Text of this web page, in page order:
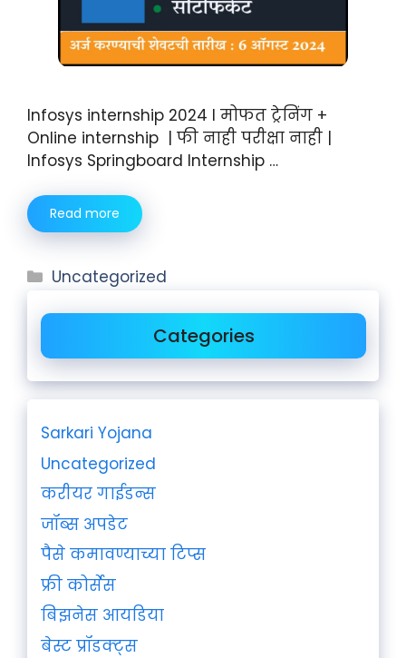
Infosys internship 2024 I मोफत ट्रेनिंग +
Online internship | फी नाही परीक्षा नाही |
Infosys Springboard Internship …
Read more
Uncategorized
Categories
Sarkari Yojana
Uncategorized
करीयर गाईडन्स
जॉब्स अपडेट
पैसे कमावण्याच्या टिप्स
फ्री कोर्सेस
बिझनेस आयडिया
बेस्ट प्रॉडक्ट्स